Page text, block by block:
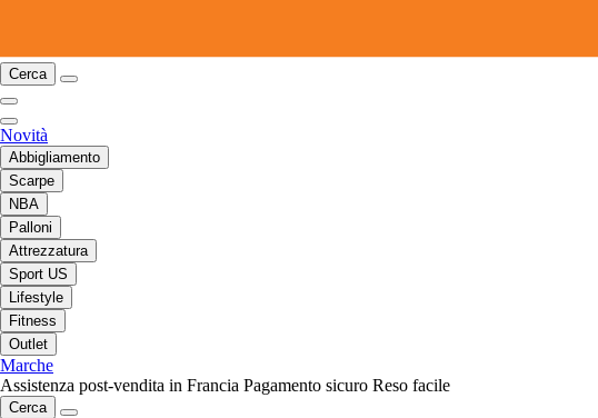
Cerca
Novità
Abbigliamento
Scarpe
NBA
Palloni
Attrezzatura
Sport US
Lifestyle
Fitness
Outlet
Marche
Assistenza post-vendita in Francia Pagamento sicuro Reso facile
Cerca